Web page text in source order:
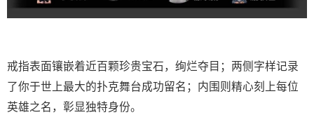
戒指表面镶嵌着近百颗珍贵宝石，绚烂夺目；两侧字样记录
了你于世上最大的扑克舞台成功留名；内围则精心刻上每位
英雄之名，彰显独特身份。